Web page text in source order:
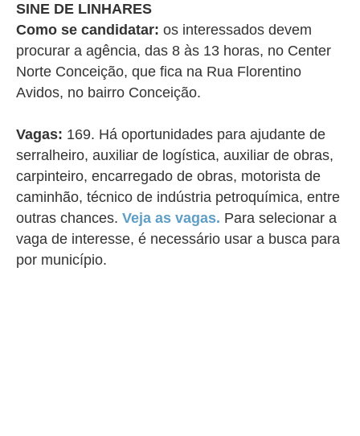
SINE DE LINHARES
Como se candidatar: os interessados devem
procurar a agência, das 8 às 13 horas, no Center
Norte Conceição, que fica na Rua Florentino
Avidos, no bairro Conceição.
Vagas: 169. Há oportunidades para ajudante de
serralheiro, auxiliar de logística, auxiliar de obras,
carpinteiro, encarregado de obras, motorista de
caminhão, técnico de indústria petroquímica, entre
outras chances. Veja as vagas. Para selecionar a
vaga de interesse, é necessário usar a busca para
por município.